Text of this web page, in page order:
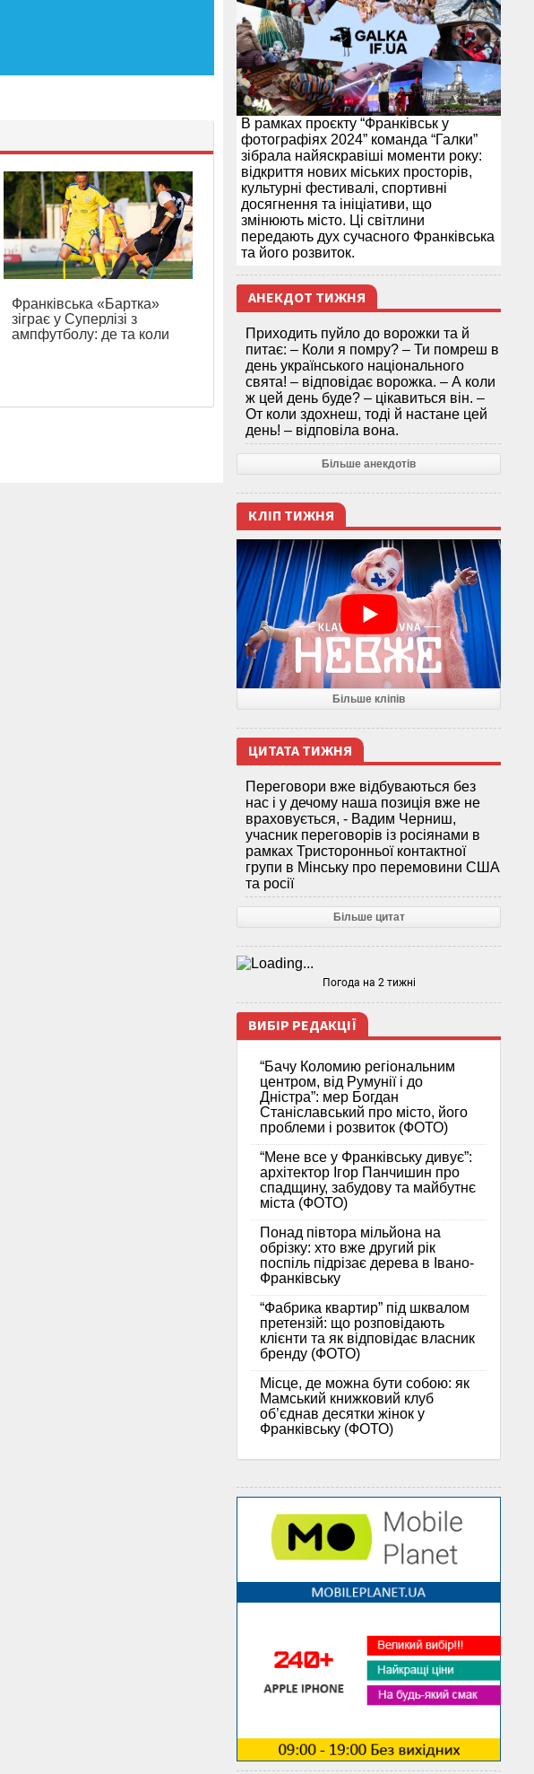
Франківська «Бартка»
зіграє у Суперлізі з
ампфутболу: де та коли
В рамках проєкту “Франківськ у
фотографіях 2024” команда “Галки”
зібрала найяскравіші моменти року:
відкриття нових міських просторів,
культурні фестивалі, спортивні
досягнення та ініціативи, що
змінюють місто. Ці світлини
передають дух сучасного Франківська
та його розвиток.
АНЕКДОТ ТИЖНЯ
Приходить пуйло до ворожки та й
питає: – Коли я помру? – Ти помреш в
день українського національного
свята! – відповідає ворожка. – А коли
ж цей день буде? – цікавиться він. –
От коли здохнеш, тоді й настане цей
день! – відповіла вона.
Більше анекдотів
КЛІП ТИЖНЯ
Більше кліпів
ЦИТАТА ТИЖНЯ
Переговори вже відбуваються без
нас і у дечому наша позиція вже не
враховується, - Вадим Черниш,
учасник переговорів із росіянами в
рамках Тристоронньої контактної
групи в Мінську про перемовини США
та росії
Більше цитат
Погода на 2 тижні
ВИБІР РЕДАКЦІЇ
“Бачу Коломию регіональним
центром, від Румунії і до
Дністра”: мер Богдан
Станіславський про місто, його
проблеми і розвиток (ФОТО)
“Мене все у Франківську дивує”:
архітектор Ігор Панчишин про
спадщину, забудову та майбутнє
міста (ФОТО)
Понад півтора мільйона на
обрізку: хто вже другий рік
поспіль підрізає дерева в Івано-
Франківську
“Фабрика квартир” під шквалом
претензій: що розповідають
клієнти та як відповідає власник
бренду (ФОТО)
Місце, де можна бути собою: як
Мамський книжковий клуб
об’єднав десятки жінок у
Франківську (ФОТО)